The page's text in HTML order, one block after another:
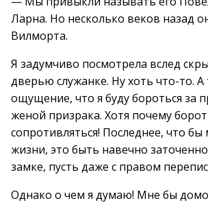
Ларна. Но несколько веков назад
Вилморта.
Я задумчиво посмотрела вслед
дверью служанке. Ну хоть что-то. А
ощущение, что я буду бороться за
женой призрака. Хотя почему
сопротивляться! Последнее, что бы
жизни, это быть навечно
замке, пусть даже с правом
Однако о чем я думаю! Мне бы